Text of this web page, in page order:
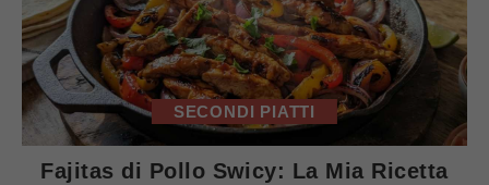
SECONDI PIATTI
Fajitas di Pollo Swicy: La Mia Ricetta